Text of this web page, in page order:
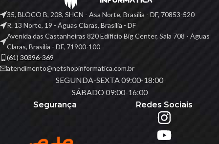
35, BLOCO B, 208, SHCN - Asa Norte, Brasília - DF, 70853-520
R. 13 Norte, 19 - Águas Claras, Brasília - DF
Avenida das Castanheiras 820 Edifício Big Center, Sala 708 - Águas
Claras, Brasília - DF, 71900-100
(61) 30396-369
atendimento@netshopinformatica.com.br
SEGUNDA-SEXTA 09:00-18:00
SÁBADO 09:00-16:00
Segurança
Redes Sociais